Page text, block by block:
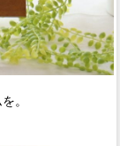
。